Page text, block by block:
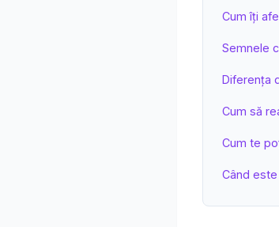
Cum îți
Semnele
Diferența
Cum să
Cum te
Când